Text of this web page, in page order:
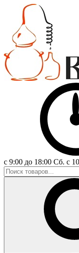
с 9:00 до 18:00 Сб. с